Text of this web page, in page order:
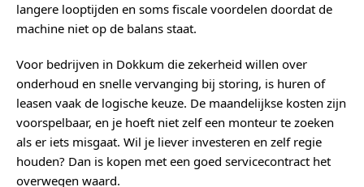
langere looptijden en soms fiscale voordelen doordat de
machine niet op de balans staat.
Voor bedrijven in Dokkum die zekerheid willen over
onderhoud en snelle vervanging bij storing, is huren of
leasen vaak de logische keuze. De maandelijkse kosten zijn
voorspelbaar, en je hoeft niet zelf een monteur te zoeken
als er iets misgaat. Wil je liever investeren en zelf regie
houden? Dan is kopen met een goed servicecontract het
overwegen waard.